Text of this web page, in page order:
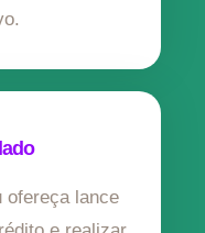
ofereça lance